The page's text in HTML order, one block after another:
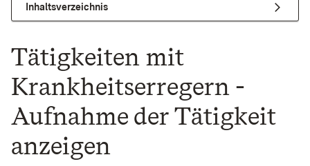
Inhaltsverzeichnis
Tätigkeiten mit
Krankheitserregern -
Aufnahme der Tätigkeit
anzeigen